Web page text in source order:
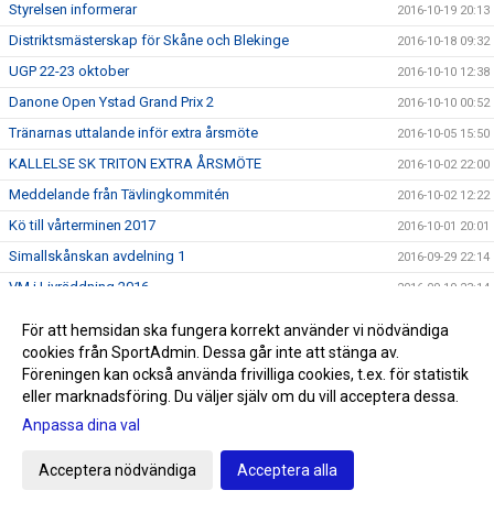
Styrelsen informerar 2016-10-19 20:13
Distriktsmästerskap för Skåne och Blekinge 2016-10-18 09:32
UGP 22-23 oktober 2016-10-10 12:38
Danone Open Ystad Grand Prix 2 2016-10-10 00:52
Tränarnas uttalande inför extra årsmöte 2016-10-05 15:50
KALLELSE SK TRITON EXTRA ÅRSMÖTE 2016-10-02 22:00
Meddelande från Tävlingkommitén 2016-10-02 12:22
Kö till vårterminen 2017 2016-10-01 20:01
Simallskånskan avdelning 1 2016-09-29 22:14
VM i Livräddning 2016 2016-09-19 23:14
Livräddnings VM
Poseidon Team Cup 2016-08-29 21:34
Infomöte den 30 augusti
För att hemsidan ska fungera korrekt använder vi nödvändiga
cookies från SportAdmin. Dessa går inte att stänga av.
Föreningen kan också använda frivilliga cookies, t.ex. för statistik
eller marknadsföring. Du väljer själv om du vill acceptera dessa.
Anpassa dina val
Acceptera nödvändiga Acceptera alla